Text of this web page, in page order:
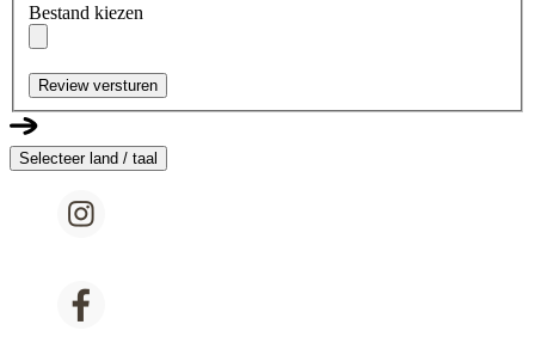
Bestand kiezen
Review versturen
Selecteer land / taal